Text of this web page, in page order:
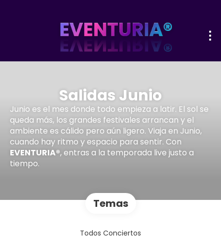
Salidas Junio
Junio es el mes donde todo empieza a latir. El sol se
queda más, los grandes festivales arrancan y el
ambiente es cálido pero aún ligero. Viaja en Junio,
cuando hay ritmo y espacio para sentir. Con
EVENTURIA®, entras a la temporada live justo a
tiempo.
Temas
Todos Conciertos